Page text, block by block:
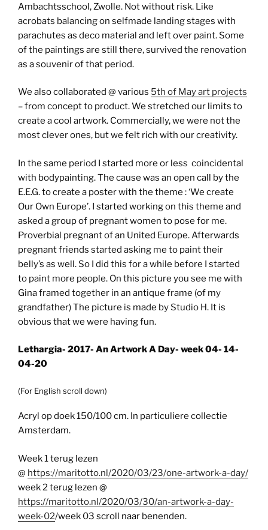
Ambachtsschool, Zwolle. Not without risk. Like
acrobats balancing on selfmade landing stages with
parachutes as deco material and left over paint. Some
of the paintings are still there, survived the renovation
as a souvenir of that period.
We also collaborated @ various 5th of May art projects
– from concept to product. We stretched our limits to
create a cool artwork. Commercially, we were not the
most clever ones, but we felt rich with our creativity.
In the same period I started more or less coincidental
with bodypainting. The cause was an open call by the
E.E.G. to create a poster with the theme : ‘We create
Our Own Europe’. I started working on this theme and
asked a group of pregnant women to pose for me.
Proverbial pregnant of an United Europe. Afterwards
pregnant friends started asking me to paint their
belly’s as well. So I did this for a while before I started
to paint more people. On this picture you see me with
Gina framed together in an antique frame (of my
grandfather) The picture is made by Studio H. It is
obvious that we were having fun.
Lethargia- 2017- An Artwork A Day- week 04- 14-
04-20
(For English scroll down)
Acryl op doek 150/100 cm. In particuliere collectie
Amsterdam.
Week 1 terug lezen
@ https://maritotto.nl/2020/03/23/one-artwork-a-day/
week 2 terug lezen @
https://maritotto.nl/2020/03/30/an-artwork-a-day-
week-02/week 03 scroll naar benenden.